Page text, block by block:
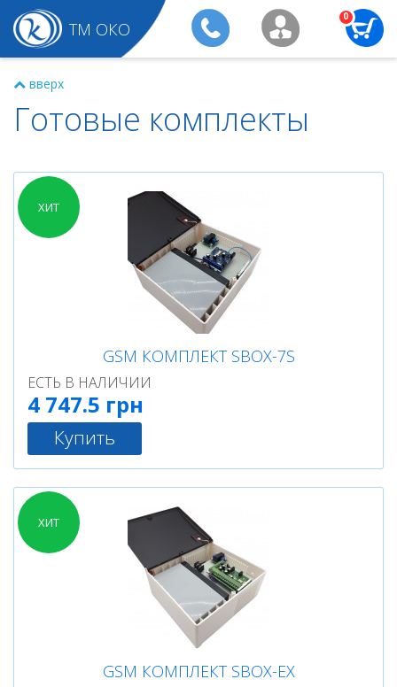
ТМ ОКО
0
вверх
Готовые комплекты
ХИТ
GSM КОМПЛЕКТ SBOX-7S
ЕСТЬ В НАЛИЧИИ
4 747.5 грн
Купить
ХИТ
GSM КОМПЛЕКТ SBOX-ЕХ